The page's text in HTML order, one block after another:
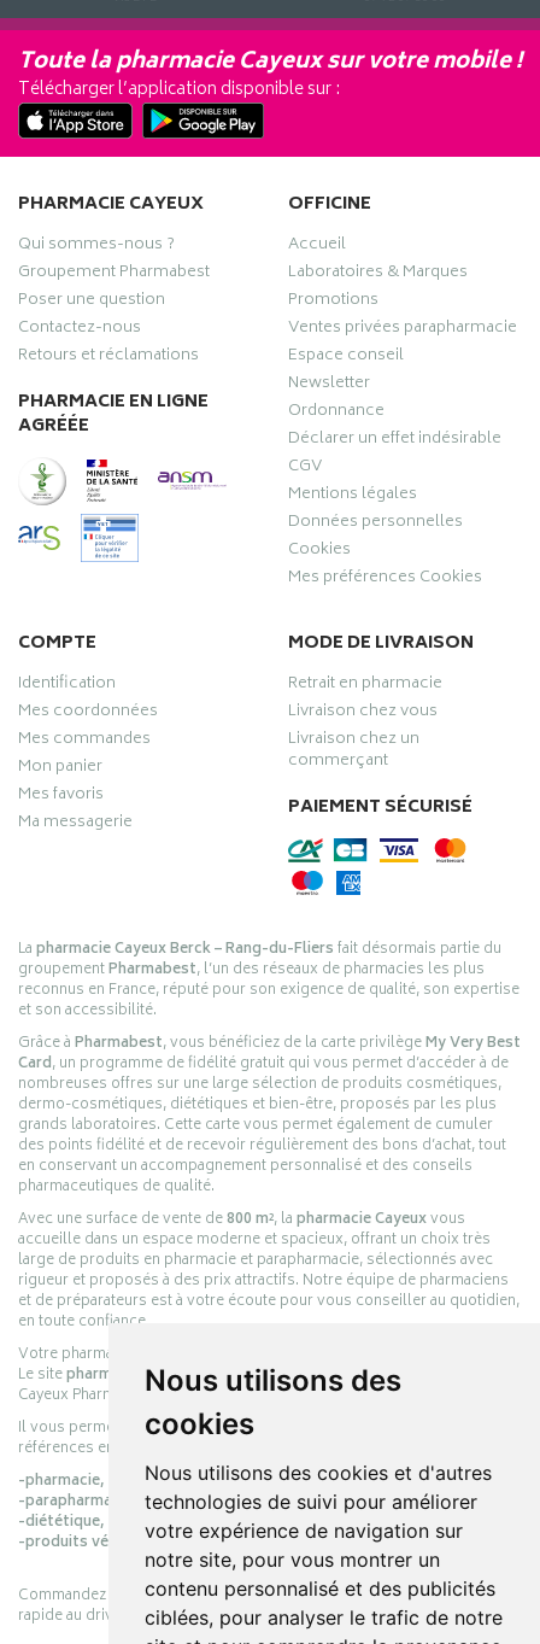
Nous utilisons des
cookies
Nous utilisons des cookies et d'autres
technologies de suivi pour améliorer
votre expérience de navigation sur
notre site, pour vous montrer un
contenu personnalisé et des publicités
ciblées, pour analyser le trafic de notre
Toute la pharmacie Cayeux sur votre mobile !
Télécharger l’application disponible sur :
PHARMACIE CAYEUX
Qui sommes-nous ?
Groupement Pharmabest
Poser une question
Contactez-nous
Retours et réclamations
PHARMACIE EN LIGNE
AGRÉÉE
OFFICINE
Accueil
Laboratoires & Marques
Promotions
Ventes privées parapharmacie
Espace conseil
Newsletter
Ordonnance
Déclarer un effet indésirable
CGV
Mentions légales
Données personnelles
Cookies
Mes préférences Cookies
COMPTE
Identification
Mes coordonnées
Mes commandes
Mon panier
Mes favoris
Ma messagerie
MODE DE LIVRAISON
Retrait en pharmacie
Livraison chez vous
Livraison chez un
commerçant
PAIEMENT SÉCURISÉ
Lapharmacie Cayeux Berck – Rang-du-Fliersfait désormais partie du
groupementPharmabest, l’un des réseaux de pharmacies les plus
reconnus en France, réputé pour son exigence de qualité, son expertise
et son accessibilité.
Grâce àPharmabest, vous bénéficiez de la carte privilègeMy Very Best
Card, un programme de fidélité gratuit qui vous permet d’accéder à de
nombreuses offres sur une large sélection de produits cosmétiques,
dermo-cosmétiques, diététiques et bien-être, proposés par les plus
grands laboratoires. Cette carte vous permet également de cumuler
des points fidélité et de recevoir régulièrement des bons d’achat, tout
en conservant un accompagnement personnalisé et des conseils
pharmaceutiques de qualité.
Avec une surface de vente de800 m², lapharmacie Cayeuxvous
accueille dans un espace moderne et spacieux, offrant un choix très
large de produits en pharmacie et parapharmacie, sélectionnés avec
rigueur et proposés à des prix attractifs. Notre équipe de pharmaciens
et de préparateurs est à votre écoute pour vous conseiller au quotidien,
en toute confiance.
Votre pharmacie en ligne :
Le sitepharmacie-cayeux.frest le prolongement digital de la pharmacie
Cayeux Pharmabest Berck-sur-Mer – Rang-du-Fliers.
Il vous permet de réaliser vos achats en ligne parmi des milliers de
références en :
-pharmacie,
-parapharmacie,
-diététique,
-produits vétérinaires.
Commandez simplement vos produits en ligne et choisissez le retrait
rapide au drive ou la livraison à domicile, en toute simplicité.